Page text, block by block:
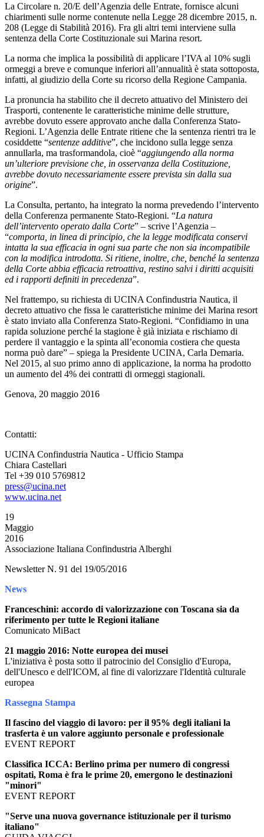
La Circolare n. 20/E dell’Agenzia delle Entrate, fornisce alcuni
chiarimenti sulle norme contenute nella Legge 28 dicembre 2015, n.
208 (Legge di Stabilità 2016). Fra gli altri temi interviene sulla
sentenza della Corte Costituzionale sui Marina resort.
La norma che implica la possibilità di applicare l’IVA al 10% sugli
ormeggi a breve e comunque inferiori all’annualità è stata sottoposta,
infatti, al giudizio della Corte su ricorso della Regione Campania.
La pronuncia ha stabilito che il decreto attuativo del Ministero dei
Trasporti, contenente le caratteristiche minime delle strutture,
avrebbe dovuto essere approvato anche dalla Conferenza Stato-
Regioni. L’Agenzia delle Entrate ritiene che la sentenza rientri tra le
cosiddette “sentenze additive”, che incidono sulla legge senza
annullarla, ma trasformandola, cioè “aggiungendo alla norma
un’ulteriore previsione che, in osservanza della Costituzione,
avrebbe dovuto necessariamente essere prevista sin dalla sua
origine”.
La Consulta, pertanto, ha integrato la norma prevedendo l’intervento
della Conferenza permanente Stato-Regioni. “La natura
dell’intervento operato dalla Corte” – scrive l’Agenzia –
“comporta, in linea di principio, che la legge modificata conservi
intatta la sua efficacia in ogni sua parte che non sia incompatibile
con la modifica introdotta. Si ritiene, inoltre, che, benché la sentenza
della Corte abbia efficacia retroattiva, restino salvi i diritti acquisiti
ed i rapporti definiti in precedenza”.
Nel frattempo, su richiesta di UCINA Confindustria Nautica, il
decreto attuativo che fissa le caratteristiche minime dei Marina resort
è stato inviato alla Conferenza Stato-Regioni. “Confidiamo in una
rapida soluzione perché la stagione è già iniziata e rischiamo di
perdere il vantaggio e la spinta all’economia costiera che questa
norma può dare” – spiega la Presidente UCINA, Carla Demaria.
Nel 2015, al suo primo anno di applicazione, la norma ha prodotto
un aumento del 4% dei contratti di ormeggi stagionali.
Genova, 20 maggio 2016
Contatti:
UCINA Confindustria Nautica - Ufficio Stampa
Chiara Castellari
Tel +39 010 5769812
press@ucina.net
www.ucina.net
19
Maggio
2016
Associazione Italiana Confindustria Alberghi
Newsletter N. 91 del 19/05/2016
News
Franceschini: accordo di valorizzazione con Toscana sia da
riferimento per tutte le Regioni italiane
Comunicato MiBact
21 maggio 2016: Notte europea dei musei
L'iniziativa è posta sotto il patrocinio del Consiglio d'Europa,
dell'Unesco e dell'ICOM, al fine di valorizzare l'Identità culturale
europea
Rassegna Stampa
Il fascino del viaggio di lavoro: per il 95% degli italiani la
trasferta è un valore aggiunto personale e professionale
EVENT REPORT
Classifica ICCA: Berlino prima per numero di congressi
ospitati, Roma è fra le prime 20, emergono le destinazioni
"minori"
EVENT REPORT
"Serve una nuova governance istituzionale per il turismo
italiano"